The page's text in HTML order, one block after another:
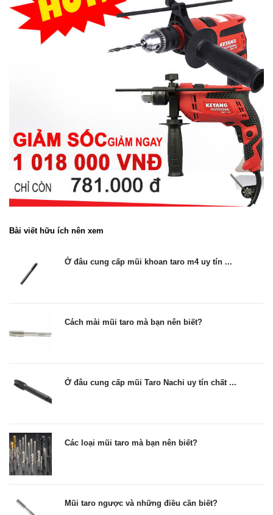
Bài viết hữu ích nên xem
Ở đâu cung cấp mũi khoan taro m4 uy tín ...
Cách mài mũi taro mà bạn nên biết?
Ở đâu cung cấp mũi Taro Nachi uy tín chất ...
Các loại mũi taro mà bạn nên biết?
Mũi taro ngược và những điều cần biết?